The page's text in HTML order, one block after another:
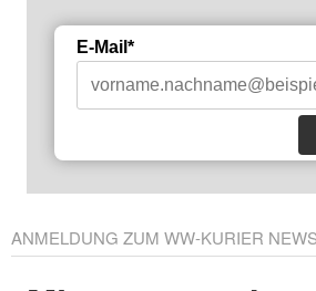
E-Mail*
ANMELDUNG ZUM WW-KURIER